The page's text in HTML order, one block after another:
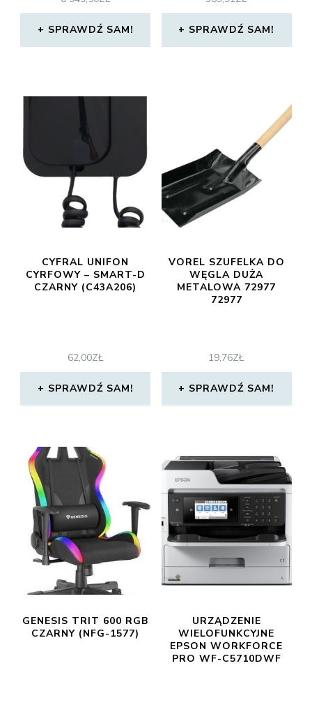
SPRAWDŹ SAM! SPRAWDŹ SAM!
CYFRAL UNIFON
CYRFOWY – SMART-D
CZARNY (C43A206)
62,00ZŁ
SPRAWDŹ SAM!
VOREL SZUFELKA DO
WĘGLA DUŻA
METALOWA 72977
72977
19,76ZŁ
SPRAWDŹ SAM!
GENESIS TRIT 600 RGB
CZARNY (NFG-1577)
URZĄDZENIE
WIELOFUNKCYJNE
EPSON WORKFORCE
PRO WF-C5710DWF